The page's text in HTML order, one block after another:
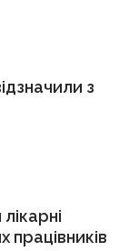
з
працівників